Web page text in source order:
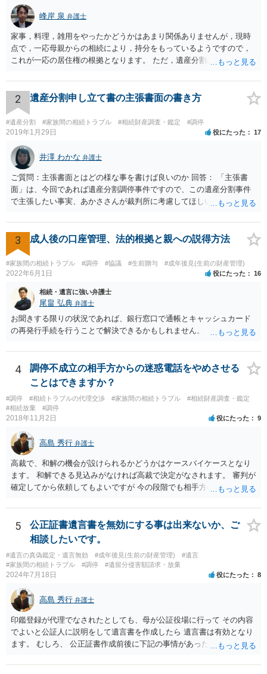
峰岸 泉 弁護士
家事，料理，雑用をやったかどうかはあまり関係ありませんが，現時
点で，一応母親からの相続により，持分をもっているようですので，
これが一応の居住権の根拠となります。 ただ，遺産分割により，母の
2 遺産分割申し立て書の主張書面の書き方
#遺産分割 #家族間の相続トラブル #相続財産調査・鑑定 #調停
2019年1月29日 役にたった 17
井澤 わかな 弁護士
ご質問：主張書面とはどの様な事を書けば良いのか 回答： 「主張書
面」は、今回であれば遺産分割調停事件ですので、この遺産分割事件
で主張したい事実、あかささんが裁判所に考慮してほしいと思う、亡
ります。 もし、主張したい事実や考慮してほしい事情に関連して
資料を持っているようであれば、主張書面とは別で提出できます。も
し、お姉さんに見られたくないような資料がある場合、「非開示の希
望に関する申出書」と共に提出することも考えられます。 ご質問：書
いた方が良い事と書かない方が良い事 回答： お姉さんが申立書の「申
立ての趣旨」のところに書いている遺産の分け方に対して意見があれ
ば、まずそれを書くとよいです。 次に「申立ての理由」のところに、
なぜ調停を申し立てたのか(例えば、あかささんと話合いが出来ない／
決裂した、など)や亡くなった方・あかささん・お姉さん間の事情やい
きさつなどが書かれていると思うので、あかささんから見てそれは違
分けるかを決めるについてあかささんが重要だと考える事情があれば
(例えば、○○のときにお姉さんは亡くなった方からお金を援助してもら
産分割に関係ない(と思われる)いきさつを沢山盛り込むことだと考えま
す(あくまで遺産分割に関係することに留める方が、裁判所や調停委員
3 成人後の口座管理、法的根拠と親への説得方法
#家族間の相続トラブル #調停 #協議 #生前贈与 #成年後見(生前の財産管理)
2022年6月1日 役にたった 16
相続・遺言に強い弁護士
尾畠 弘典 弁護士
お聞きする限りの状況であれば、銀行窓口で通帳とキャッシュカード
の再発行手続を行うことで解決できるかもしれません。
4
調停不成立の相手方からの迷惑電話をやめさせる
ことはできますか？
#調停 #相続トラブルの代理交渉 #家族間の相続トラブル
#相続財産調査・鑑定
#相続放棄
#調停
2018年11月2日 役にたった 9
高島 秀行 弁護士
高裁で、和解の機会が設けられるかどうかはケースバイケースとなり
ます。 和解できる見込みがなければ高裁で決定がなされます。 審判が
確定してから依頼してもよいですが 今の段階でも相手方の連絡が迷惑
5
公正証書遺言書を無効にする事は出来ないか、ご
相談したいです。
#遺言の真偽鑑定・遺言無効 #成年後見(生前の財産管理)
#遺言
#家族間の相続トラブル
#調停 #遺留分侵害額請求・放棄
2024年7月18日 役にたった 8
高島 秀行 弁護士
印鑑登録が代理でなされたとしても、母が公証役場に行って その内容
でよいと公証人に説明をして遺言書を作成したら 遺言書は有効となり
ます。 むしろ、 公正証書作成前後に下記の事情があったことが証明で
月に携帯が新しくなった母からの第一声は「ここにいたら殺される」